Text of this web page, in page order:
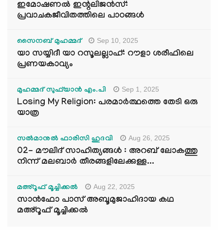
ഇമോഷണൽ ഇന്റലിജൻസ്:
പ്രവാചകജീവിതത്തിലെ പാഠങ്ങൾ
സൈനബ് മുഹമ്മദ് Sep 10, 2025
യാ സയ്യിദീ യാ റസൂലല്ലാഹ്: റൗളാ ശരീഫിലെ
പ്രണയകാവ്യം
മുഹമ്മദ് സുഫ്‌യാൻ എം.പി Sep 1, 2025
Losing My Religion: പരമാർത്ഥത്തെ തേടി ഒരു
യാത്ര
സൽമാനുൽ ഫാരിസി ഹുദവി Aug 26, 2025
02- മൗലിദ് സാഹിത്യങ്ങൾ : അറബ് ലോകത്തു
നിന്ന് മലബാർ തീരങ്ങളിലേക്കുള്ള...
മഅ്റൂഫ് മൂച്ചിക്കല്‍ Aug 22, 2025
സാൻഫോ പാസ് അബൂമുജാഹിദായ കഥ
മഅ്റൂഫ് മൂച്ചിക്കല്‍